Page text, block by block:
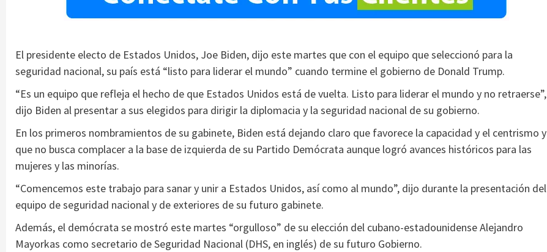
El presidente electo de Estados Unidos, Joe Biden, dijo este martes que con el equipo que seleccionó para la
seguridad nacional, su país está “listo para liderar el mundo” cuando termine el gobierno de Donald Trump.
“Es un equipo que refleja el hecho de que Estados Unidos está de vuelta. Listo para liderar el mundo y no retraerse”,
dijo Biden al presentar a sus elegidos para dirigir la diplomacia y la seguridad nacional de su gobierno.
En los primeros nombramientos de su gabinete, Biden está dejando claro que favorece la capacidad y el centrismo y
que no busca complacer a la base de izquierda de su Partido Demócrata aunque logró avances históricos para las
mujeres y las minorías.
“Comencemos este trabajo para sanar y unir a Estados Unidos, así como al mundo”, dijo durante la presentación del
equipo de seguridad nacional y de exteriores de su futuro gabinete.
Además, el demócrata se mostró este martes “orgulloso” de su elección del cubano-estadounidense Alejandro
Mayorkas como secretario de Seguridad Nacional (DHS, en inglés) de su futuro Gobierno.